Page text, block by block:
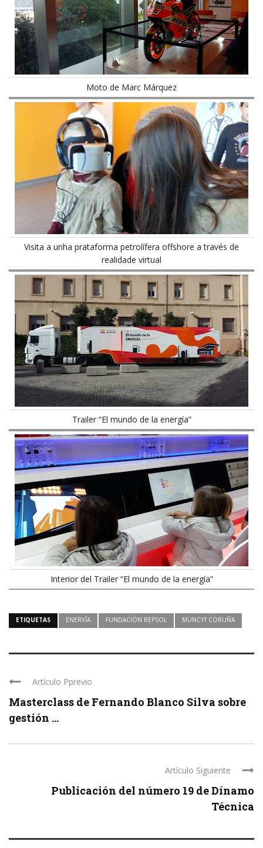
Moto de Marc Márquez
Visita a unha prataforma petrolífera offshore a través de
realidade virtual
Trailer “El mundo de la energía”
Interior del Trailer “El mundo de la energía”
ETIQUETAS ENERXÍA FUNDACIÓN REPSOL MUNCYT CORUÑA
Artículo Pprevio
Masterclass de Fernando Blanco Silva sobre
gestión ...
Artículo Siguiente
Publicación del número 19 de Dínamo
Técnica